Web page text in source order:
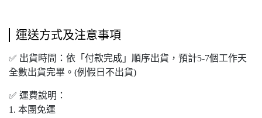
運送方式及注意事項
✅ 出貨時間：依「付款完成」順序出貨，預計5-7個工作天
全數出貨完畢。(例假日不出貨)
✅ 運費說明：
1. 本團免運